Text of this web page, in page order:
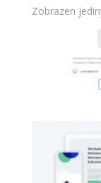
Zobrazen